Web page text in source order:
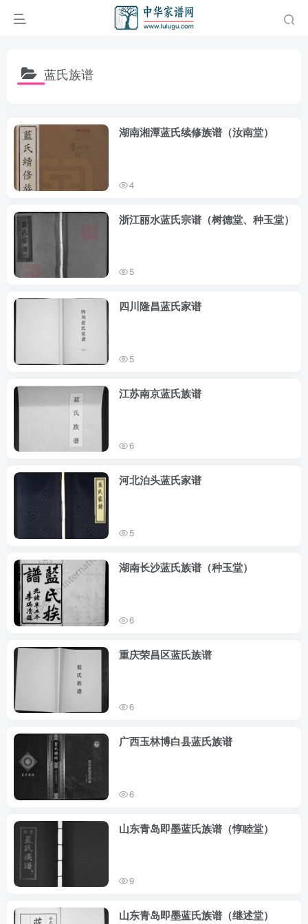
蓝氏族谱
湖南湘潭蓝氏续修族谱（汝南堂）
4
浙江丽水蓝氏宗谱（树德堂、种玉堂）
5
四川隆昌蓝氏家谱
5
江苏南京蓝氏族谱
6
河北泊头蓝氏家谱
5
湖南长沙蓝氏族谱（种玉堂）
6
重庆荣昌区蓝氏族谱
6
广西玉林博白县蓝氏族谱
6
山东青岛即墨蓝氏族谱（惇睦堂）
9
山东青岛即墨蓝氏族谱（继述堂）